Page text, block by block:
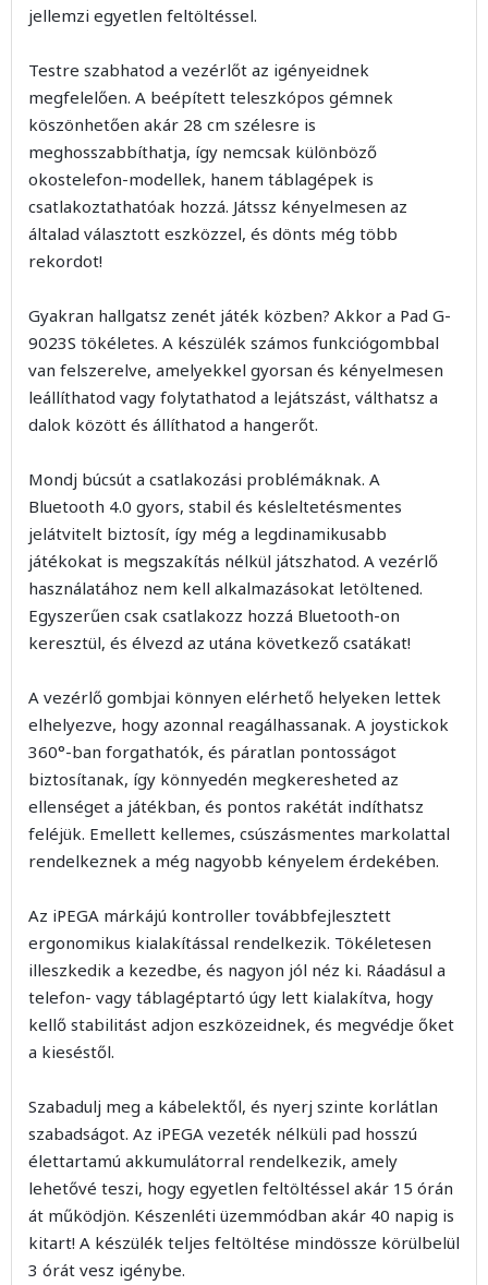
jellemzi egyetlen feltöltéssel.
Testre szabhatod a vezérlőt az igényeidnek
megfelelően. A beépített teleszkópos gémnek
köszönhetően akár 28 cm szélesre is
meghosszabbíthatja, így nemcsak különböző
okostelefon-modellek, hanem táblagépek is
csatlakoztathatóak hozzá. Játssz kényelmesen az
általad választott eszközzel, és dönts még több
rekordot!
Gyakran hallgatsz zenét játék közben? Akkor a Pad G-
9023S tökéletes. A készülék számos funkciógombbal
van felszerelve, amelyekkel gyorsan és kényelmesen
leállíthatod vagy folytathatod a lejátszást, válthatsz a
dalok között és állíthatod a hangerőt.
Mondj búcsút a csatlakozási problémáknak. A
Bluetooth 4.0 gyors, stabil és késleltetésmentes
jelátvitelt biztosít, így még a legdinamikusabb
játékokat is megszakítás nélkül játszhatod. A vezérlő
használatához nem kell alkalmazásokat letöltened.
Egyszerűen csak csatlakozz hozzá Bluetooth-on
keresztül, és élvezd az utána következő csatákat!
A vezérlő gombjai könnyen elérhető helyeken lettek
elhelyezve, hogy azonnal reagálhassanak. A joystickok
360°-ban forgathatók, és páratlan pontosságot
biztosítanak, így könnyedén megkeresheted az
ellenséget a játékban, és pontos rakétát indíthatsz
feléjük. Emellett kellemes, csúszásmentes markolattal
rendelkeznek a még nagyobb kényelem érdekében.
Az iPEGA márkájú kontroller továbbfejlesztett
ergonomikus kialakítással rendelkezik. Tökéletesen
illeszkedik a kezedbe, és nagyon jól néz ki. Ráadásul a
telefon- vagy táblagéptartó úgy lett kialakítva, hogy
kellő stabilitást adjon eszközeidnek, és megvédje őket
a kieséstől.
Szabadulj meg a kábelektől, és nyerj szinte korlátlan
szabadságot. Az iPEGA vezeték nélküli pad hosszú
élettartamú akkumulátorral rendelkezik, amely
lehetővé teszi, hogy egyetlen feltöltéssel akár 15 órán
át működjön. Készenléti üzemmódban akár 40 napig is
kitart! A készülék teljes feltöltése mindössze körülbelül
3 órát vesz igénybe.